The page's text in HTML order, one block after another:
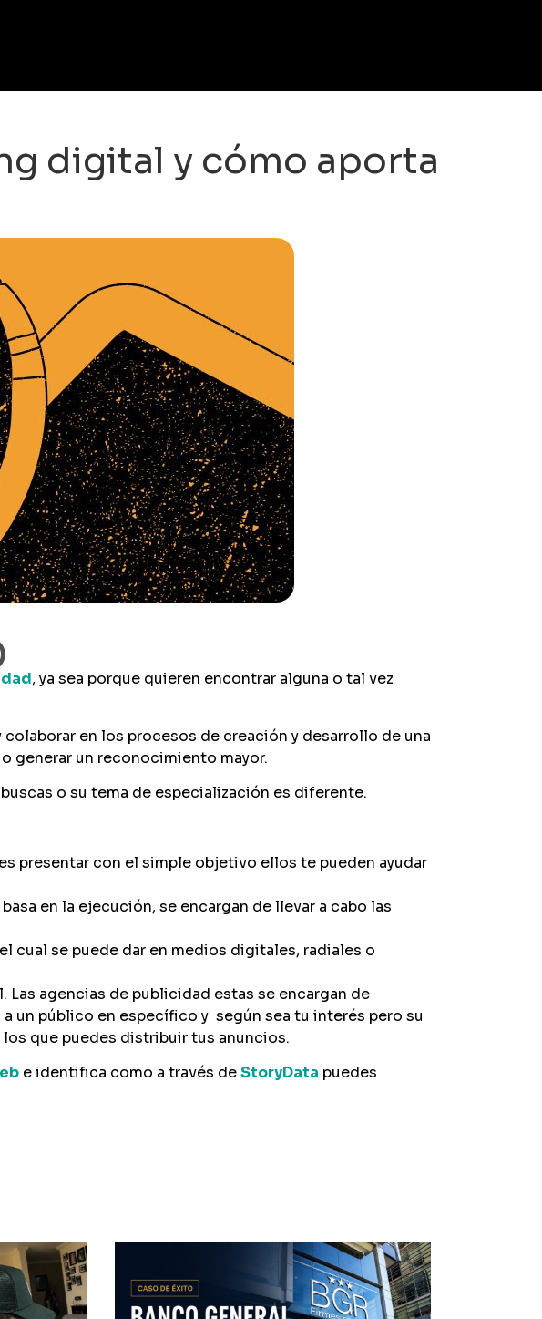
digital y cómo aporta
, ya sea porque quieren encontrar alguna o tal vez
en los procesos de creación y desarrollo de una
generar un reconocimiento mayor.
o su tema de especialización es diferente.
presentar con el simple objetivo ellos te pueden ayudar
en la ejecución, se encargan de llevar a cabo las
el cual se puede dar en medios digitales, radiales o
agencias de publicidad estas se encargan de
un público en específico y según sea tu interés pero su
que puedes distribuir tus anuncios.
e identifica como a través deStoryData puedes